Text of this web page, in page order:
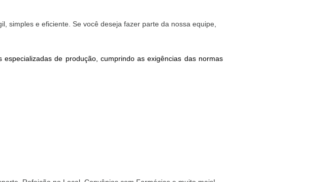
simples e eficiente. Se você deseja fazer parte da nossa equipe,
de produção, cumprindo as exigências das normas